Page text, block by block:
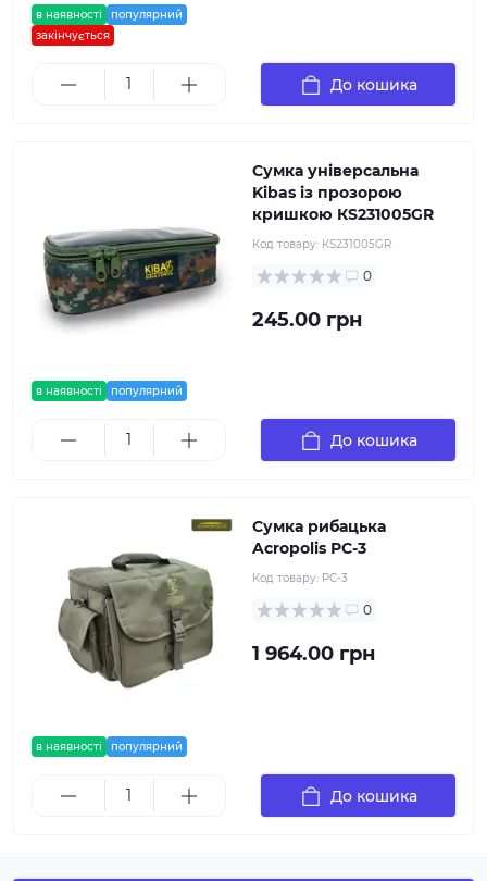
в наявності
популярний
закінчується
До кошика
в наявності популярний
Сумка універсальна
Kibas із прозорою
кришкою КS231005GR
Код товару: КS231005GR
0
245.00 грн
До кошика
в наявності популярний
Сумка рибацька
Acropolis РС-3
Код товару: РС-3
0
1 964.00 грн
До кошика